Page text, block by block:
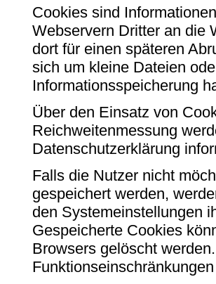
Cookies sind
Webservern Dritter an die
dort für einen späteren
sich um kleine Dateien
Informationsspeicherung
Über den Einsatz von
Reichweitenmessung
Datenschutzerklärung
Falls die Nutzer nicht
gespeichert werden,
den Systemeinstellungen
Gespeicherte Cookies
Browsers gelöscht